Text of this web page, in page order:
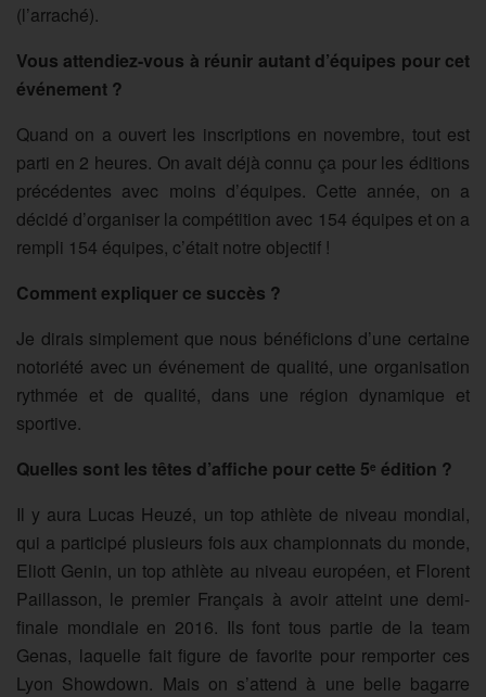
(l’arraché).
Vous attendiez-vous à réunir autant d’équipes pour cet
événement ?
Quand on a ouvert les inscriptions en novembre, tout est
parti en 2 heures. On avait déjà connu ça pour les éditions
précédentes avec moins d’équipes. Cette année, on a
décidé d’organiser la compétition avec 154 équipes et on a
rempli 154 équipes, c’était notre objectif !
Comment expliquer ce succès ?
Je dirais simplement que nous bénéficions d’une certaine
notoriété avec un événement de qualité, une organisation
rythmée et de qualité, dans une région dynamique et
sportive.
Quelles sont les têtes d’affiche pour cette 5e édition ?
Il y aura Lucas Heuzé, un top athlète de niveau mondial,
qui a participé plusieurs fois aux championnats du monde,
Eliott Genin, un top athlète au niveau européen, et Florent
Paillasson, le premier Français à avoir atteint une demi-
finale mondiale en 2016. Ils font tous partie de la team
Genas, laquelle fait figure de favorite pour remporter ces
Lyon Showdown. Mais on s’attend à une belle bagarre